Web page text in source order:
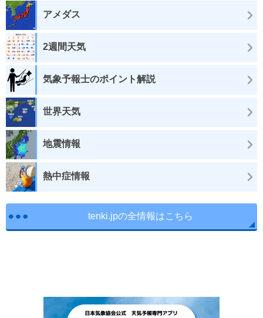
アメダス
2週間天気
気象予報士のポイント解説
世界天気
地震情報
熱中症情報
tenki.jpの全情報はこちら